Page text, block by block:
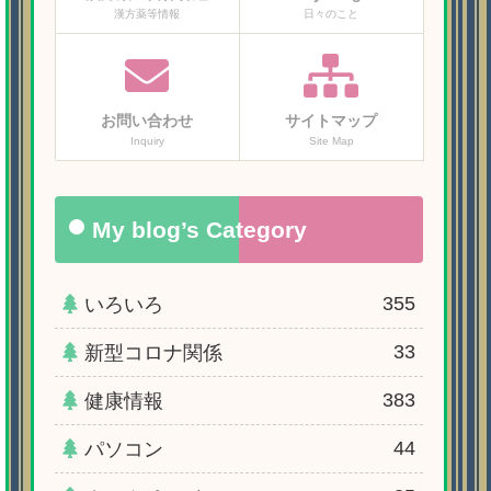
漢方薬等情報 日々のこと
お問い合わせ
Inquiry
サイトマップ
Site Map
My blog’s Category
いろいろ 355
新型コロナ関係 33
健康情報 383
パソコン 44